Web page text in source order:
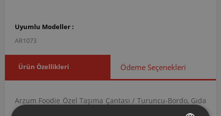
Uyumlu Modeller :
AR1073
Ürün Özellikleri Ödeme Seçenekleri
Arzum Foodie Özel Taşıma Çantası / Turuncu-Bordo, Gıda
Hazırlama kategorisi altında yer alan Taşıma Çantası